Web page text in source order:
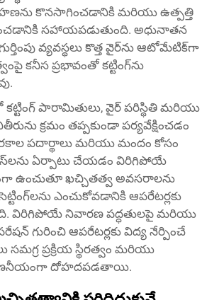
కొనసాగించడానికి మరియు ఉత్పత్తి
సహాయపడుతుంది. అధునాతన
వ్యవస్థలు కొత్త వైర్‌ను ఆటోమేటిక్‌గా
కనీస ప్రభావంతో కట్టింగ్‌ను
పారామితులు, వైర్ పరిస్థితి మరియు
క్రమం తప్పకుండా పర్యవేక్షించడం
పదార్థాలు మరియు మందం కోసం
ఏర్పాటు చేయడం విరిగిపోయే
ఉంచుతూ ఖచ్చితత్వ అవసరాలను
ఎంచుకోవడానికి ఆపరేటర్లకు
విరిగిపోయే నివారణ పద్ధతులపై మరియు
గురించి ఆపరేటర్లకు విద్య నేర్పించే
సమగ్ర ప్రక్రియ స్థిరత్వం మరియు
దోహదపడతాయి.